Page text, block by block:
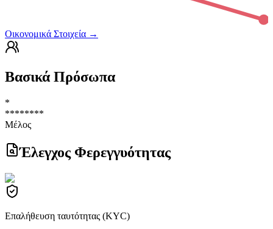
Οικονομικά Στοιχεία →
Βασικά Πρόσωπα
*
********
Μέλος
Έλεγχος Φερεγγυότητας
Επαλήθευση ταυτότητας (KYC)